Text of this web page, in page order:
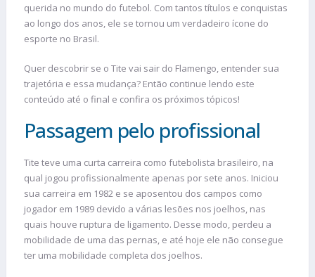
querida no mundo do futebol. Com tantos títulos e conquistas
ao longo dos anos, ele se tornou um verdadeiro ícone do
esporte no Brasil.
Quer descobrir se o Tite vai sair do Flamengo, entender sua
trajetória e essa mudança? Então continue lendo este
conteúdo até o final e confira os próximos tópicos!
Passagem pelo profissional
Tite teve uma curta carreira como futebolista brasileiro, na
qual jogou profissionalmente apenas por sete anos. Iniciou
sua carreira em 1982 e se aposentou dos campos como
jogador em 1989 devido a várias lesões nos joelhos, nas
quais houve ruptura de ligamento. Desse modo, perdeu a
mobilidade de uma das pernas, e até hoje ele não consegue
ter uma mobilidade completa dos joelhos.